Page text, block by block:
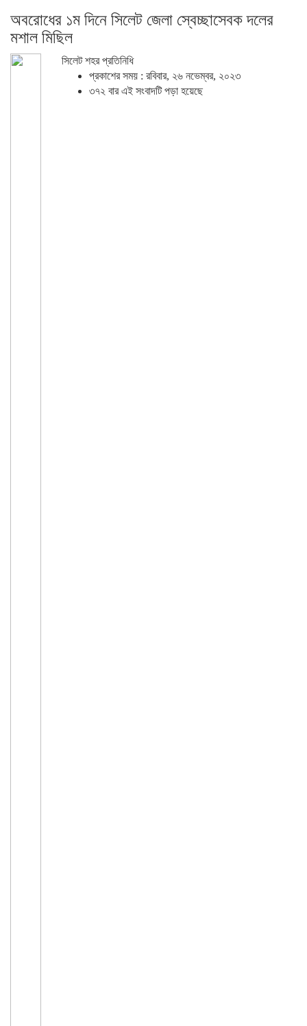
অবরোধের ১ম দিনে সিলেট জেলা স্বেচ্ছাসেবক দলের
মশাল মিছিল
সিলেট শহর প্রতিনিধি
প্রকাশের সময় : রবিবার, ২৬ নভেম্বর, ২০২৩
৩৭২ বার এই সংবাদটি পড়া হয়েছে